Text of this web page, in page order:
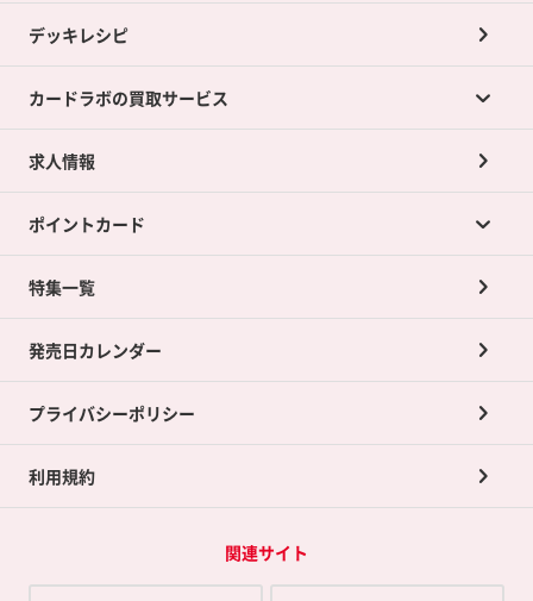
デッキレシピ
カードラボの買取サービス
カードラボの買取サービスTOP
店舗買取について
ネット買取について
買取承諾書について
求人情報
ポイントカード
ポイントカードTOP
ポイント交換景品
特集一覧
発売日カレンダー
プライバシーポリシー
利用規約
関連サイト